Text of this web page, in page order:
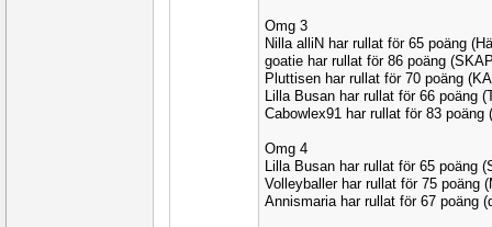
Omg 3
Nilla alliN har rullat för 65 poäng
goatie har rullat för 86 poäng
Pluttisen har rullat för 70 poäng
Lilla Busan har rullat för 66 poäng
Cabowlex91 har rullat för 83 poäng
Omg 4
Lilla Busan har rullat för 65 poäng
Volleyballer har rullat för 75 poäng
Annismaria har rullat för 67 poäng